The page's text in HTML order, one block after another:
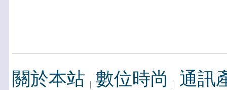
關於本站 數位時尚
通訊